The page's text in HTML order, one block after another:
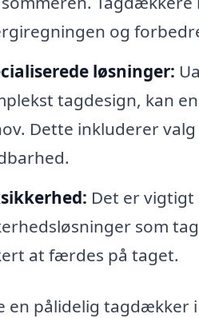
og
løsninger:
tagdesign, kan
Dette inkluderer
Det er
som
at færdes på taget.
en pålidelig tagdækker